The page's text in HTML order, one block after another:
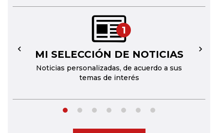
1
MI SELECCIÓN DE NOTICIAS
Noticias personalizadas, de acuerdo a sus
temas de interés
← →